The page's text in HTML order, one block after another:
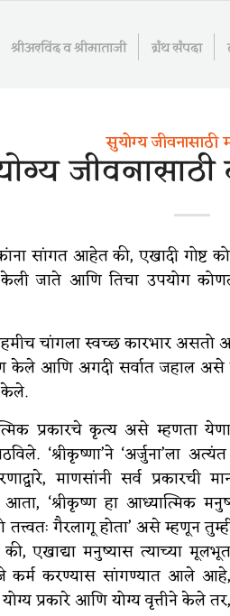
श्रीअरविंद व श्रीमाताजी ग्रंथ संपदा
सुयोग्य जीवनासाठी
जीवनासाठी
सांगत आहेत की, एखादी गोष्ट
केली जाते आणि तिचा उपयोग
चांगला स्वच्छ कारभार
आणि अगदी सर्वात जहाल असे
प्रकारचे कृत्य असे म्हणता
‘श्रीकृष्णा’ने ‘अर्जुना’ला
माणसांनी सर्व प्रकारची
‘श्रीकृष्ण हा आध्यात्मिक
तत्त्वतः गैरलागू होता’ असे म्हणून
एखाद्या मनुष्यास त्याच्या
कर्म करण्यास सांगण्यात आले
प्रकारे आणि योग्य वृत्तीने केले